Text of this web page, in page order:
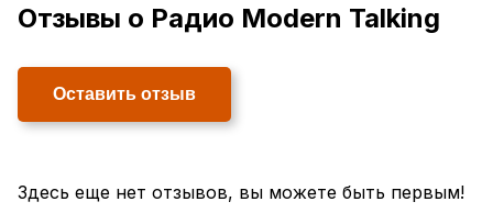
Отзывы о Радио Modern Talking
Оставить отзыв
Здесь еще нет отзывов, вы можете быть первым!